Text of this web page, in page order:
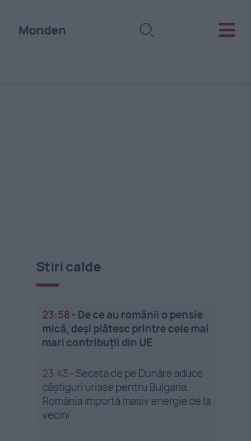
Monden
Stiri calde
23:58 - De ce au românii o pensie
mică, deși plătesc printre cele mai
mari contribuții din UE
23:43 - Seceta de pe Dunăre aduce
câștiguri uriașe pentru Bulgaria.
România importă masiv energie de la
vecini